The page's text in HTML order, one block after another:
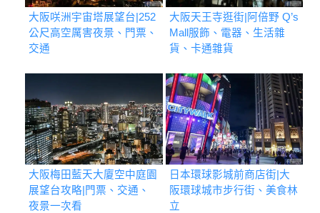
大阪咲洲宇宙塔展望台|252
公尺高空厲害夜景、門票、
交通
大阪天王寺逛街|阿倍野 Q’s
Mall服飾、電器、生活雜
貨、卡通雜貨
大阪梅田藍天大廈空中庭園
展望台攻略|門票、交通、
夜景一次看
日本環球影城前商店街|大
阪環球城市步行街、美食林
立